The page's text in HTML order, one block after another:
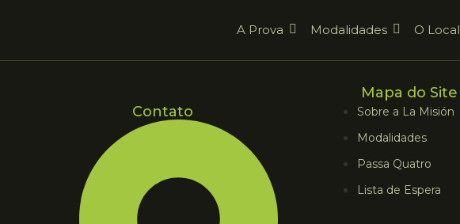
A Prova Modalidades O Local
Contato
Mapa do Site
Sobre a La Misión
Modalidades
Passa Quatro
Lista de Espera